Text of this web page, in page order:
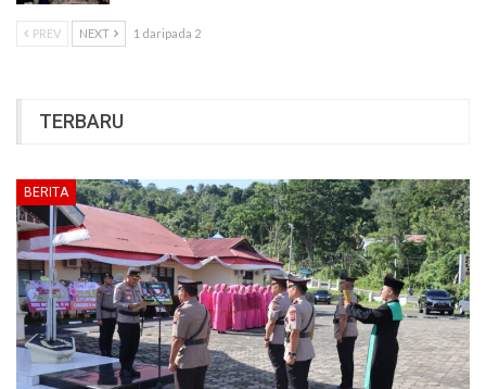
PREV NEXT 1 daripada 2
TERBARU
BERITA